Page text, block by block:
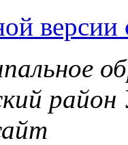
версии
район